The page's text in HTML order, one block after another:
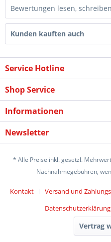
Bewertungen lesen,
Kunden kauften auch
Service Hotline
Shop Service
Informationen
Newsletter
* Alle Preise inkl. gesetzl.
Nachnahmegebühren,
Kontakt Versand und
Datenschutzerklärung
Vertrag